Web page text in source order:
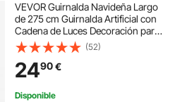
VEVOR Guirnalda Navideña Largo
de 275 cm Guirnalda Artificial con
Cadena de Luces Decoración para
Navidad con Bayas Rojas, Piñas y
Agujas de Pino, Corona para
Escalera, Repisa, Chimenea, Puerta
(52)
2490€
Disponible